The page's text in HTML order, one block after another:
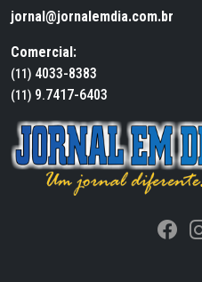
jornal@jornalemdia.com.br
Comercial:
(11) 4033-8383
(11) 9.7417-6403